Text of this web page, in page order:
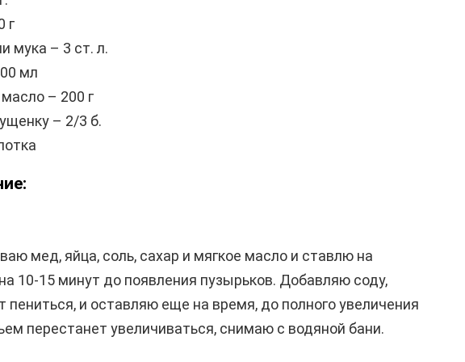
г
мука – 3 ст. л.
мл
– 200 г
– 2/3 б.
мед, яйца, соль, сахар и мягкое масло и ставлю на
10-15 минут до появления пузырьков. Добавляю соду,
пениться, и оставляю еще на время, до полного увеличения
перестанет увеличиваться, снимаю с водяной бани.